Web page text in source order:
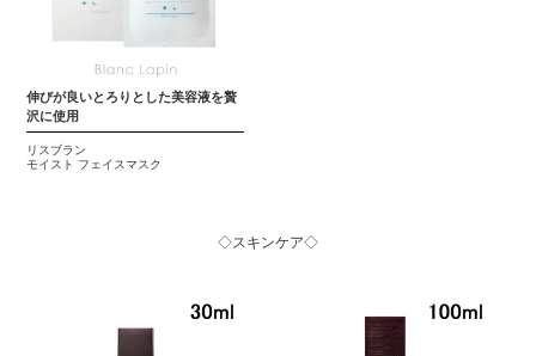
伸びが良いとろりとした美容液を贅
沢に使用
リスブラン
モイスト フェイスマスク
◇スキンケア◇